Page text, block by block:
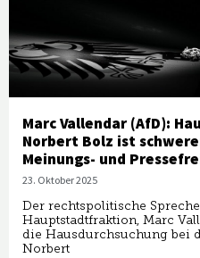
Marc Vallendar (AfD):
Norbert Bolz ist
Meinungs- und
23. Oktober 2025
Der rechtspolitische
Hauptstadtfraktion, Marc
die Hausdurchsuchung bei
Norbert